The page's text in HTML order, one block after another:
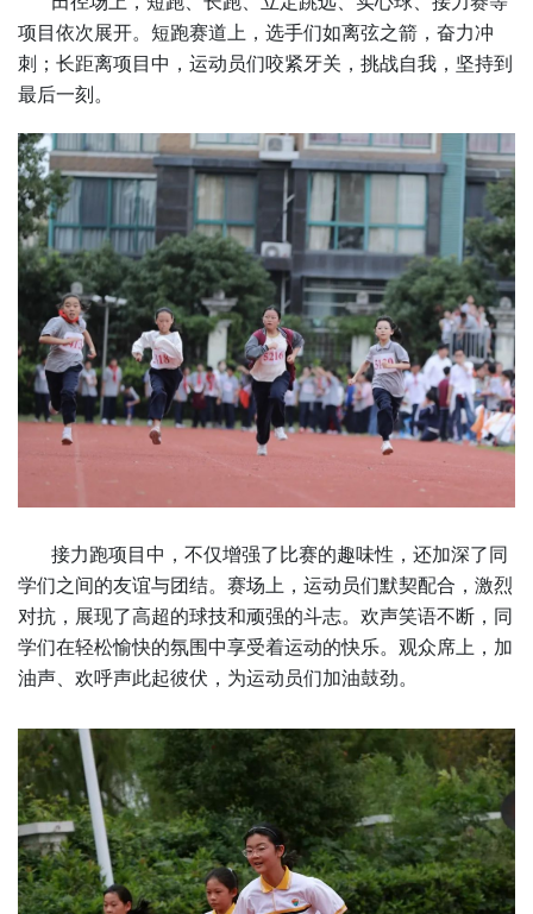
项目依次展开。短跑赛道上，选手们如离弦之箭，奋力冲
刺；长距离项目中，运动员们咬紧牙关，挑战自我，坚持到
最后一刻。
接力跑项目中，不仅增强了比赛的趣味性，还加深了同
学们之间的友谊与团结。赛场上，运动员们默契配合，激烈
对抗，展现了高超的球技和顽强的斗志。欢声笑语不断，同
学们在轻松愉快的氛围中享受着运动的快乐。观众席上，加
油声、欢呼声此起彼伏，为运动员们加油鼓劲。